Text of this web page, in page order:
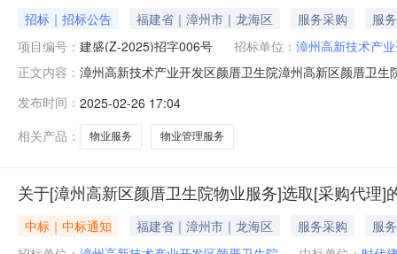
招标｜招标公告 福建省｜漳州市｜龙海区 服务采购
服务
项目编号： 建盛(Z-2025)招字006号 招标单位： 漳州高新技术产
正文内容： 漳州高新技术产业开发区颜厝卫生院漳州高新区颜厝卫
目名称：漳州高新区颜厝卫生院物业服务采购方式：竞
发布时间： 2025-02-26 17:04
相关产品：
物业服务 物业管理服务
关于[漳州高新区颜厝卫生院物业服务]选取[采购代理]
中标｜中标通知 福建省｜漳州市｜龙海区 服务采购
服务